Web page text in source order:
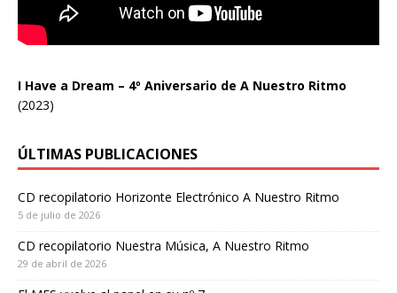
I Have a Dream – 4º Aniversario de A Nuestro Ritmo
(2023)
ÚLTIMAS PUBLICACIONES
CD recopilatorio Horizonte Electrónico A Nuestro Ritmo
5 de julio de 2026
CD recopilatorio Nuestra Música, A Nuestro Ritmo
29 de abril de 2026